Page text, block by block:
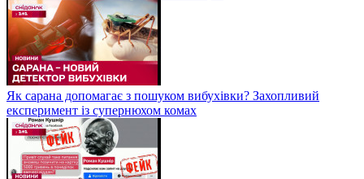
Як сарана допомагає з пошуком вибухівки? Захопливий
експеримент із супернюхом комах